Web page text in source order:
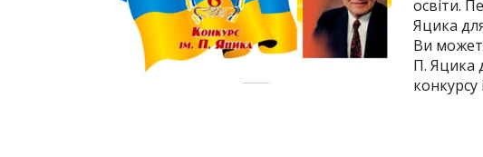
освіти.
Яцика
Ви
П. Яцика